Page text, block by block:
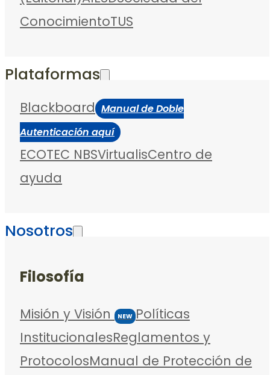
ConocimientoTUS
Plataformas
Blackboard Manual de Doble
Autenticación aquí
ECOTEC NBSVirtualisCentro de
ayuda
Nosotros
Filosofía
Misión y Visión NEW Políticas
InstitucionalesReglamentos y
ProtocolosManual de Protección de